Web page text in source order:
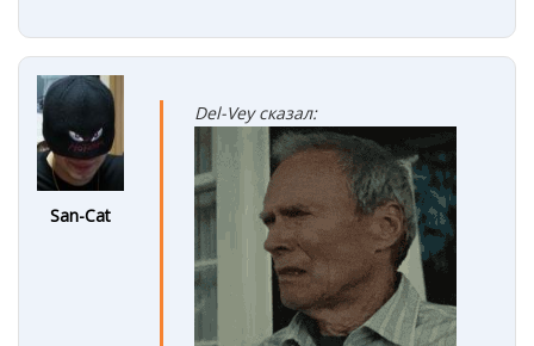
San-Cat
Del-Vey сказал: